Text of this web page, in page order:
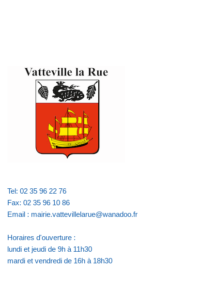
Tel: 02 35 96 22 76
Fax: 02 35 96 10 86
Email : mairie.vattevillelarue@wanadoo.fr
Horaires d'ouverture :
lundi et jeudi de 9h à 11h30
mardi et vendredi de 16h à 18h30